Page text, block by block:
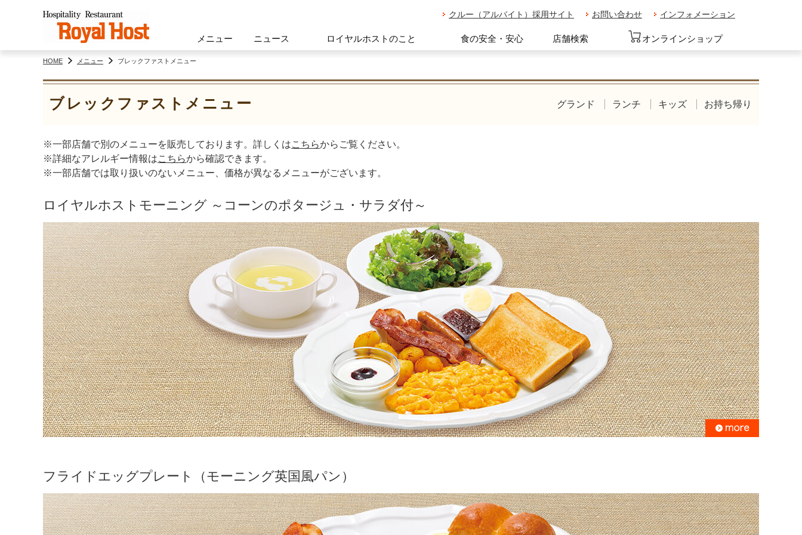
メニュー ニュース ロイヤルホストのこと 食の安全・安心 店舗検索 オンラインショップ
クルー（アルバイト）採用サイト お問い合わせ インフォメーション
HOME メニュー ブレックファストメニュー
ブレックファストメニュー グランド ランチ キッズ お持ち帰り
※一部店舗で別のメニューを販売しております。詳しくはこちらからご覧ください。
※詳細なアレルギー情報はこちらから確認できます。
※一部店舗では取り扱いのないメニュー、価格が異なるメニューがございます。
ロイヤルホストモーニング ～コーンのポタージュ・サラダ付～
フライドエッグプレート（モーニング英国風パン）